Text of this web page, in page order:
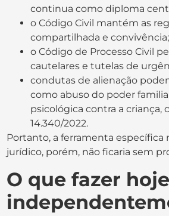
continua como diploma
o Código Civil mantém as
compartilhada e convivência;
o Código de Processo Civil
cautelares e tutelas de
condutas de alienação
como abuso do poder
psicológica contra a criança,
14.340/2022.
Portanto, a ferramenta específica
jurídico, porém, não ficaria sem
O que fazer